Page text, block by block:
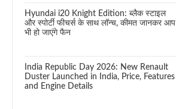
Hyundai i20 Knight Edition: ब्लैक स्टाइल
और स्पोर्टी फीचर्स के साथ लॉन्च, कीमत जानकर आप
भी हो जाएंगे फैन
India Republic Day 2026: New Renault
Duster Launched in India, Price, Features
and Engine Details